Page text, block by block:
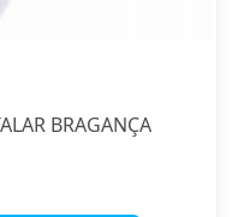
BRAGANÇA